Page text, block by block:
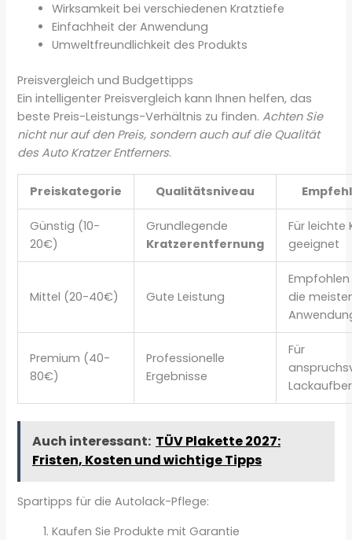
Wirksamkeit bei verschiedenen Kratztiefe
Einfachheit der Anwendung
Umweltfreundlichkeit des Produkts
Preisvergleich und Budgettipps
Ein intelligenter Preisvergleich kann Ihnen helfen, das
beste Preis-Leistungs-Verhältnis zu finden.Achten Sie
nicht nur auf den Preis, sondern auch auf die Qualität
des Auto Kratzer Entferners.
Preiskategorie Qualitätsniveau
Günstig (10-
20€)
Grundlegende
Kratzerentfernung
Für leichte
geeignet
Mittel (20-40€) Gute Leistung
die
Premium (40-
80€)
Professionelle
Ergebnisse
Für
Auch interessant: TÜV Plakette 2027:
Fristen, Kosten und wichtige Tipps
Spartipps für die Autolack-Pflege:
Kaufen Sie Produkte mit Garantie